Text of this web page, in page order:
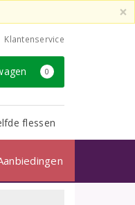
×
Klantenservice
0
flessen